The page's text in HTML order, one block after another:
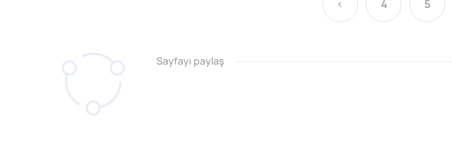
‹ 4 5
Sayfayı paylaş